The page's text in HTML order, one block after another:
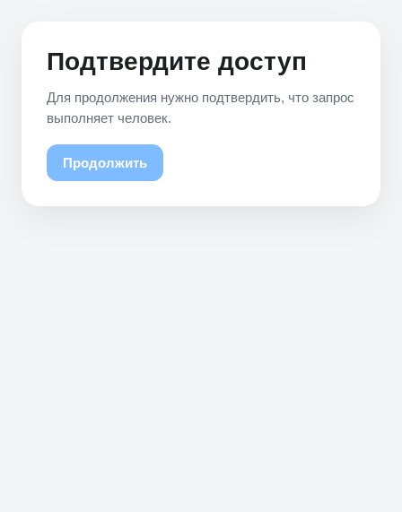
Подтвердите доступ
Для продолжения нужно подтвердить, что запрос
выполняет человек.
Продолжить